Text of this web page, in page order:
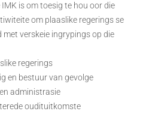
is om toesig te hou oor die
om plaaslike regerings se
verskeie ingrypings op die
regerings
en bestuur van gevolge
administrasie
oudituitkomste